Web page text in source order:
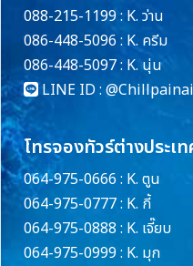
088-215-1199 : K. ว่าน
086-448-5096 : K. ครีม
086-448-5097 : K. นุ่น
LINE ID : @Chillpainai
โทรจองทัวร์ต่างประเ
064-975-0666 : K. ตูน
064-975-0777 : K. กี้
064-975-0888 : K. เจี๊ยบ
064-975-0999 : K. มุก